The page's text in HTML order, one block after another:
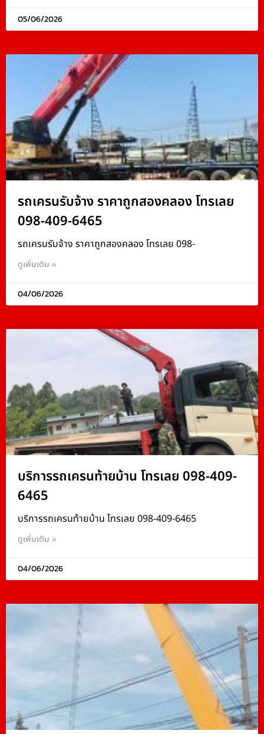
05/06/2026
รถเครนรับจ้าง ราคาถูกสองคลอง โทรเลย
098-409-6465
รถเครนรับจ้าง ราคาถูกสองคลอง โทรเลย 098-
ดูเพิ่มเติม »
04/06/2026
บริการรถเครนท้ายบ้าน โทรเลย 098-409-
6465
บริการรถเครนท้ายบ้าน โทรเลย 098-409-6465
ดูเพิ่มเติม »
04/06/2026